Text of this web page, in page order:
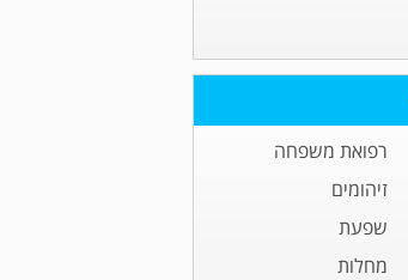
רפואת משפחה
זיהומים
שפעת
מחלות